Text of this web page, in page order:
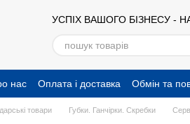
УСПІХ ВАШОГО БІЗНЕСУ -
нас Оплата і доставка Обмін та
Публічний договір (оферта)
товари Губки. Ганчірки. Скребки